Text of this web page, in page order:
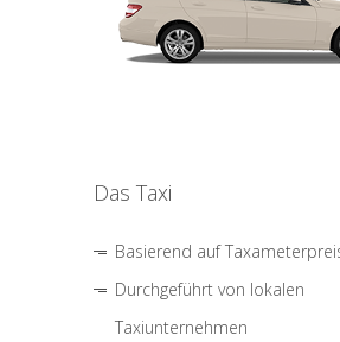
Das Taxi
Basierend auf
Durchgeführt von lokalen
Taxiunternehmen